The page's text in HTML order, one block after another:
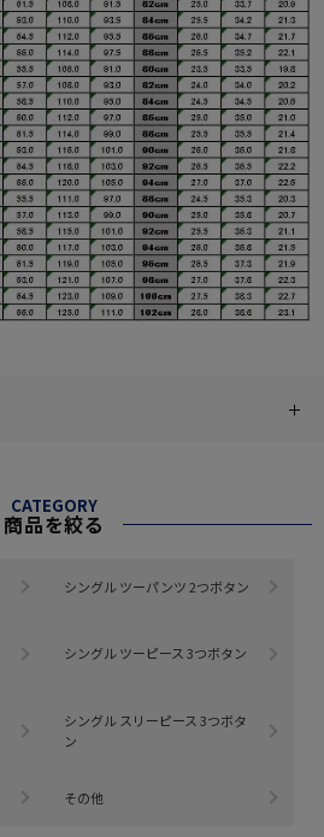
CATEGORY
商品を絞る
シングル ツーパンツ 2つボタン
シングル ツーピース 3つボタン
シングル スリーピース 3つボタ
ン
その他